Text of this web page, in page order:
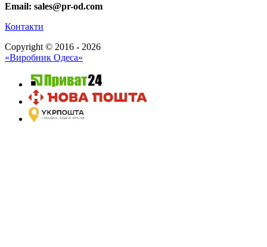
Email: sales@pr-od.com
Контакти
Copyright © 2016 - 2026
«Виробник Одеса»